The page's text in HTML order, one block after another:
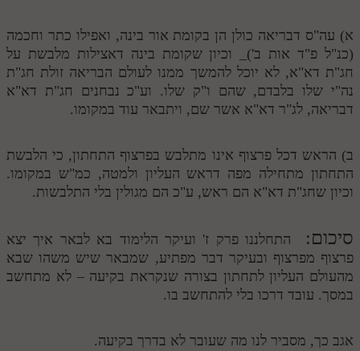
א) עה"ס דבריאה כולן הן בקומת אור בינה, ואפילו כתר וחכמה
(כנ"ל פ"ד אות ב')_ וכיון שקומת בינה דאצילות מלבשת על
חג"ת דא"א, לא יוכל להמשך ממנו לעולם הבריאה זולת חג"ת
נה"י שלו בלבדם, שהם ו"ק שלו. וע"כ נבחנים חג"ת דא"א
דבריאה, לג"ר דא"א אשר שם, ויתבאר עוד במקומו.
ב) הראש דכל פרצוף אינו מתלבש בפרצוף התחתון, כי הלבשת
התחתון מתחילה מפה דראש העליון ולמטה, כמ"ש במקומו.
וכיון שחג"ת דא"א הם ראש, ע"כ הם מגולין בלי התלבשות.
סיכום:
התחלננו פרק ז' ועיקר הלימוד בא לבאר איך יצא
פרצוף מפרצוף ובעיקר דבר מפתיע, שמבאר שיש משהו שבא
מהעולם העליון לתחתון בצורה שנקראת בקיעה – לא מתחשב
במסך. עובד דרכו בלי להתחשב בו.
אגב כך, מסביר לנו מה שעובר לא בדרך בקיעה.